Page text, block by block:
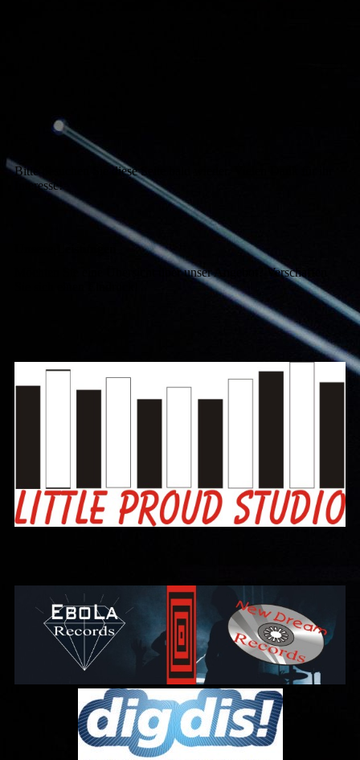
Bitte besuchen Sie diese Seite bald wieder. Vielen Dank für ihr
Interesse!
Möchten Sie eine Übersicht über unser Angebot? Verschaffen